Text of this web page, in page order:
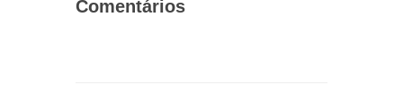
Comentários